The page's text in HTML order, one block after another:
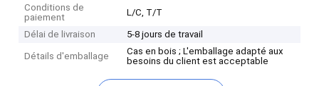
Conditions de
paiement
L/C, T/T
Délai de livraison 5-8 jours de travail
Détails d'emballage
Cas en bois ; L'emballage adapté aux
besoins du client est acceptable